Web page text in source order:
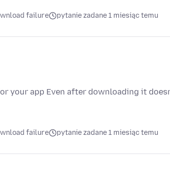
failure pytanie zadane 1 miesiąc temu
your app Even after downloading it
failure pytanie zadane 1 miesiąc temu